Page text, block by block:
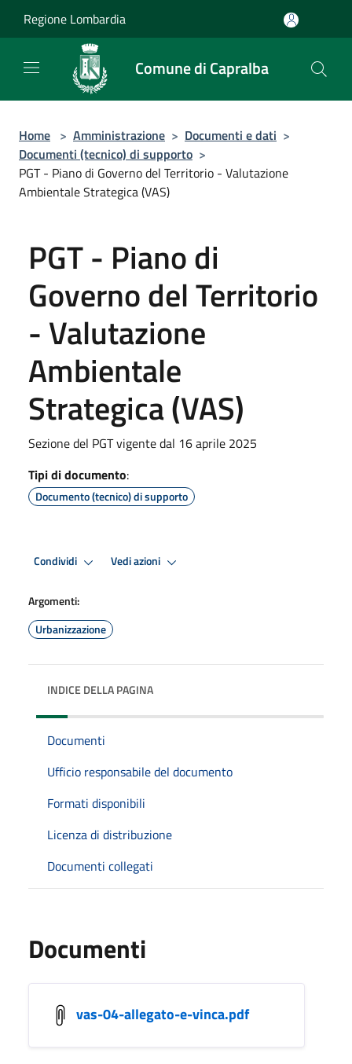
Regione Lombardia
Comune di Capralba
Home > Amministrazione > Documenti e dati >
Documenti (tecnico) di supporto >
PGT - Piano di Governo del Territorio - Valutazione
Ambientale Strategica (VAS)
PGT - Piano di
Governo del Territorio
- Valutazione
Ambientale
Strategica (VAS)
Sezione del PGT vigente dal 16 aprile 2025
Tipi di documento:
Documento (tecnico) di supporto
Condividi Vedi azioni
Argomenti:
Urbanizzazione
INDICE DELLA PAGINA
Documenti
Ufficio responsabile del documento
Formati disponibili
Licenza di distribuzione
Documenti collegati
Documenti
vas-04-allegato-e-vinca.pdf